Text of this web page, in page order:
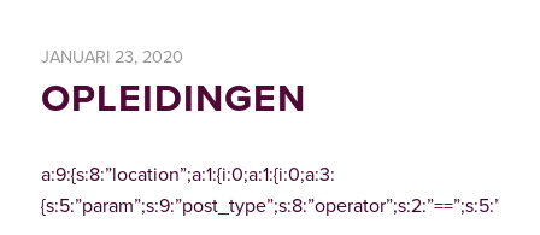
JANUARI 23, 2020
OPLEIDINGEN
a:9:{s:8:”location”;a:1:{i:0;a:1:{i:0;a:3: